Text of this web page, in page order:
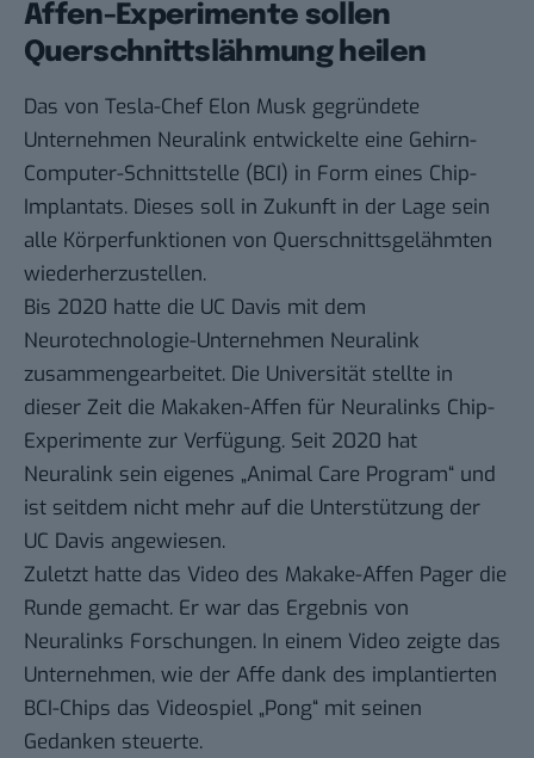
Affen-Experimente sollen
Querschnittslähmung heilen
Das von Tesla-Chef Elon Musk gegründete
Unternehmen Neuralink entwickelte eine Gehirn-
Computer-Schnittstelle (BCI) in Form eines Chip-
Implantats. Dieses soll in Zukunft in der Lage sein
alle Körperfunktionen von Querschnittsgelähmten
wiederherzustellen.
Bis 2020 hatte die UC Davis mit dem
Neurotechnologie-Unternehmen Neuralink
zusammengearbeitet. Die Universität stellte in
dieser Zeit die Makaken-Affen für Neuralinks Chip-
Experimente zur Verfügung. Seit 2020 hat
Neuralink sein eigenes „Animal Care Program“ und
ist seitdem nicht mehr auf die Unterstützung der
UC Davis angewiesen.
Zuletzt hatte das Video des Makake-Affen Pager die
Runde gemacht. Er war das Ergebnis von
Neuralinks Forschungen. In einem Video zeigte das
Unternehmen, wie der Affe dank des implantierten
BCI-Chips das Videospiel „Pong“ mit seinen
Gedanken steuerte.